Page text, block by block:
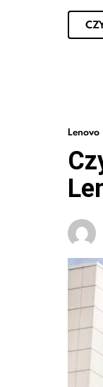
Lenovo